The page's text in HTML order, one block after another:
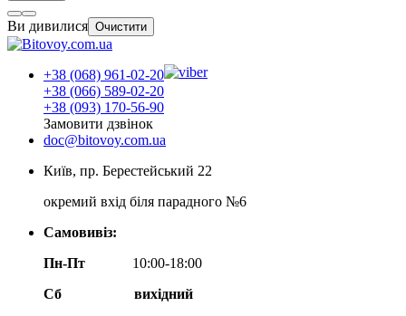
Ви дивилися Очистити
+38 (068) 961-02-20
+38 (066) 589-02-20
+38 (093) 170-56-90
Замовити дзвінок
doc@bitovoy.com.ua
Київ, пр. Берестейський 22
окремий вхід біля парадного №6
Самовивіз:
Пн-Пт
10:00-18:00
Сб
вихідний